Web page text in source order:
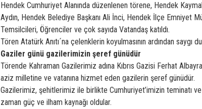
Hendek Cumhuriyet Alanında düzenlenen törene, Hendek
Aydın, Hendek Belediye Başkanı Ali İnci, Hendek İlçe Emniyet
Temsilcileri, Öğrenciler ve çok sayıda Vatandaş katıldı.
Tören Atatürk Anıtı´na çelenklerin koyulmasının ardından saygı
Gaziler günü gazilerimizin şeref günüdür
Törende Kahraman Gazilerimiz adına Kıbrıs Gazisi Ferhat
aziz milletine ve vatanına hizmet eden gazilerin şeref günüdür.
Gazilerimiz, şehitlerimiz ile birlikte Cumhuriyet’imizin teminatı
zaman güç ve ilham kaynağı oldular.